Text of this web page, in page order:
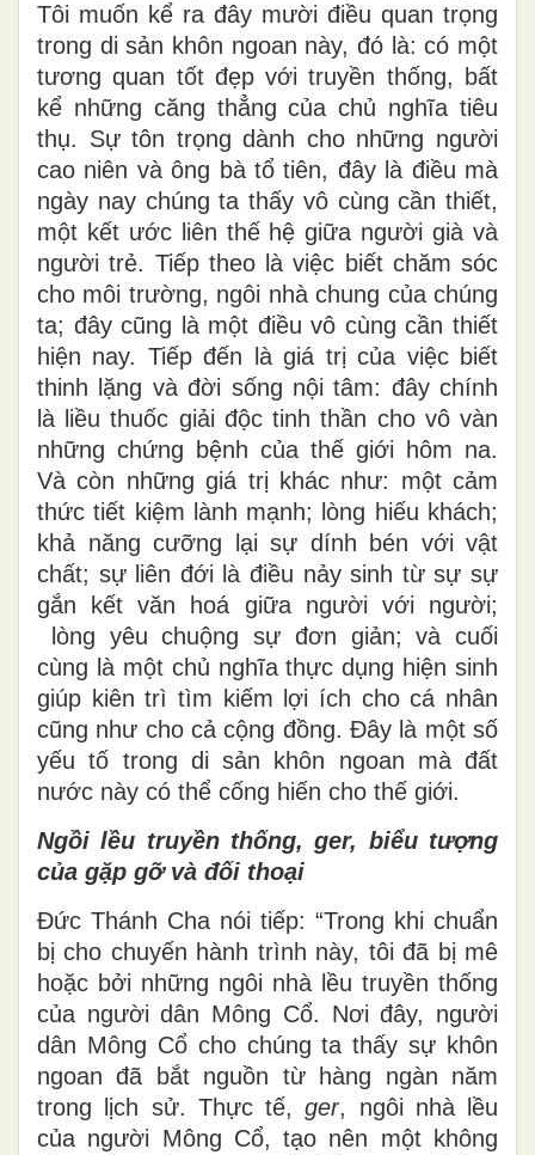
Tôi muốn kể ra đây mười điều quan trọng
trong di sản khôn ngoan này, đó là: có một
tương quan tốt đẹp với truyền thống, bất
kể những căng thẳng của chủ nghĩa tiêu
thụ. Sự tôn trọng dành cho những người
cao niên và ông bà tổ tiên, đây là điều mà
ngày nay chúng ta thấy vô cùng cần thiết,
một kết ước liên thế hệ giữa người già và
người trẻ. Tiếp theo là việc biết chăm sóc
cho môi trường, ngôi nhà chung của chúng
ta; đây cũng là một điều vô cùng cần thiết
hiện nay. Tiếp đến là giá trị của việc biết
thinh lặng và đời sống nội tâm: đây chính
là liều thuốc giải độc tinh thần cho vô vàn
những chứng bệnh của thế giới hôm na.
Và còn những giá trị khác như: một cảm
thức tiết kiệm lành mạnh; lòng hiếu khách;
khả năng cưỡng lại sự dính bén với vật
chất; sự liên đới là điều nảy sinh từ sự sự
gắn kết văn hoá giữa người với người;
lòng yêu chuộng sự đơn giản; và cuối
cùng là một chủ nghĩa thực dụng hiện sinh
giúp kiên trì tìm kiếm lợi ích cho cá nhân
cũng như cho cả cộng đồng. Đây là một số
yếu tố trong di sản khôn ngoan mà đất
nước này có thể cống hiến cho thế giới.
Ngồi lều truyền thống, ger, biểu tượng
của gặp gỡ và đối thoại
Đức Thánh Cha nói tiếp: “Trong khi chuẩn
bị cho chuyến hành trình này, tôi đã bị mê
hoặc bởi những ngôi nhà lều truyền thống
của người dân Mông Cổ. Nơi đây, người
dân Mông Cổ cho chúng ta thấy sự khôn
ngoan đã bắt nguồn từ hàng ngàn năm
trong lịch sử. Thực tế,ger, ngôi nhà lều
của người Mông Cổ, tạo nên một không